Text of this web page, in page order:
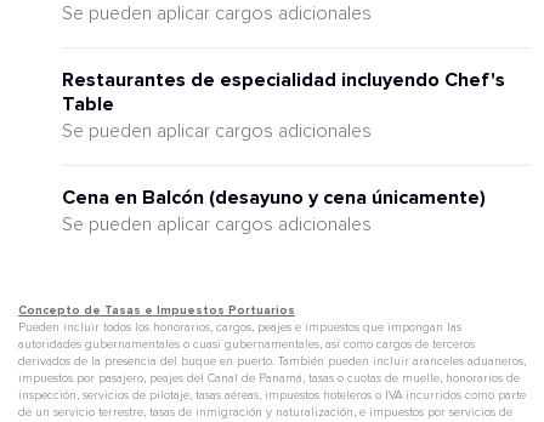
Se pueden aplicar cargos adicionales
Restaurantes de especialidad incluyendo Chef's
Table
Se pueden aplicar cargos adicionales
Cena en Balcón (desayuno y cena únicamente)
Se pueden aplicar cargos adicionales
Concepto de Tasas e Impuestos Portuarios
Pueden incluir todos los honorarios, cargos, peajes e impuestos que impongan las
autoridades gubernamentales o cuasi gubernamentales, así como cargos de terceros
derivados de la presencia del buque en puerto. También pueden incluir aranceles aduaneros,
impuestos por pasajero, peajes del Canal de Panamá, tasas o cuotas de muelle, honorarios de
inspección, servicios de pilotaje, tasas aéreas, impuestos hoteleros o IVA incurridos como parte
de un servicio terrestre, tasas de inmigración y naturalización, e impuestos por servicios de